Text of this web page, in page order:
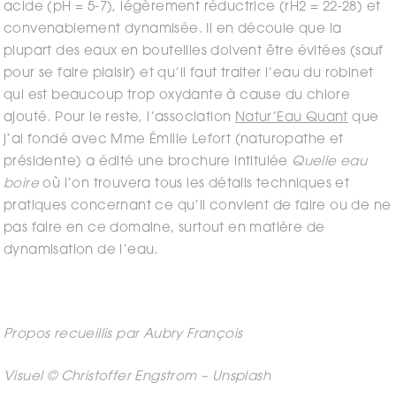
acide (pH = 5-7), légèrement réductrice (rH2 = 22-28) et
convenablement dynamisée. Il en découle que la
plupart des eaux en bouteilles doivent être évitées (sauf
pour se faire plaisir) et qu’il faut traiter l’eau du robinet
qui est beaucoup trop oxydante à cause du chlore
ajouté. Pour le reste, l’association Natur’Eau Quant que
j’ai fondé avec Mme Émilie Lefort (naturopathe et
présidente) a édité une brochure intitulée Quelle eau
boire où l’on trouvera tous les détails techniques et
pratiques concernant ce qu’il convient de faire ou de ne
pas faire en ce domaine, surtout en matière de
dynamisation de l’eau.
Propos recueillis par Aubry François
Visuel © Christoffer Engstrom – Unsplash